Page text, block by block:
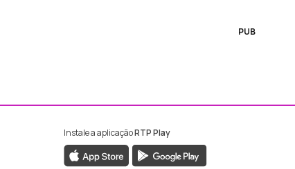
PUB
da RTP Madeira
da RTP Madeira
Instale a aplicaçãoRTP Play